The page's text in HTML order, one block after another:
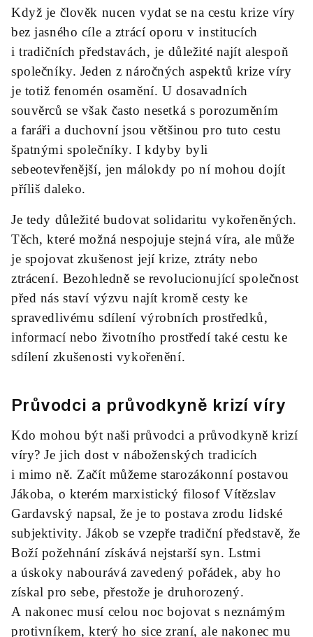
Když je člověk nucen vydat se na cestu krize víry
bez jasného cíle a ztrácí oporu v institucích
i tradičních představách, je důležité najít alespoň
společníky. Jeden z náročných aspektů krize víry
je totiž fenomén osamění. U dosavadních
souvěrců se však často nesetká s porozuměním
a faráři a duchovní jsou většinou pro tuto cestu
špatnými společníky. I kdyby byli
sebeotevřenější, jen málokdy po ní mohou dojít
příliš daleko.
Je tedy důležité budovat solidaritu vykořeněných.
Těch, které možná nespojuje stejná víra, ale může
je spojovat zkušenost její krize, ztráty nebo
ztrácení. Bezohledně se revolucionující společnost
před nás staví výzvu najít kromě cesty ke
spravedlivému sdílení výrobních prostředků,
informací nebo životního prostředí také cestu ke
sdílení zkušenosti vykořenění.
Průvodci a průvodkyně krizí víry
Kdo mohou být naši průvodci a průvodkyně krizí
víry? Je jich dost v náboženských tradicích
i mimo ně. Začít můžeme starozákonní postavou
Jákoba, o kterém marxistický filosof Vítězslav
Gardavský napsal, že je to postava zrodu lidské
subjektivity. Jákob se vzepře tradiční představě, že
Boží požehnání získává nejstarší syn. Lstmi
a úskoky nabourává zavedený pořádek, aby ho
získal pro sebe, přestože je druhorozený.
A nakonec musí celou noc bojovat s neznámým
protivníkem, který ho sice zraní, ale nakonec mu